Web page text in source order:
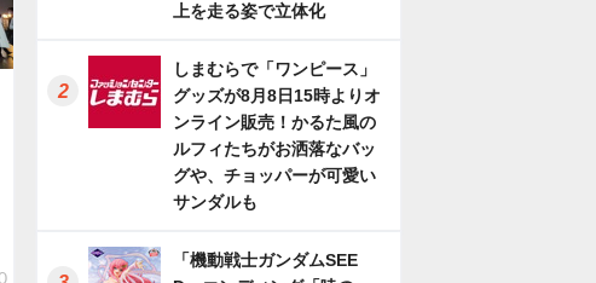
上を走る姿で立体化
しまむらで「ワンピース」
グッズが8月8日15時よりオ
ンライン販売！かるた風の
ルフィたちがお洒落なバッ
グや、チョッパーが可愛い
サンダルも
「機動戦士ガンダムSEE